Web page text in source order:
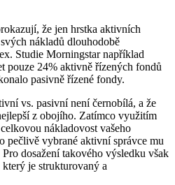
že jen hrstka aktivních
nákladů dlouhodobě
Studie Morningstar například
pouze 24% aktivně řízených fondů
pasivně řízené fondy.
vs. pasivní není černobílá, a že
z obojího. Zatímco využitím
nákladovost vašeho
pečlivě vybrané aktivní správce mu
dosažení takového výsledku však
je strukturovaný a